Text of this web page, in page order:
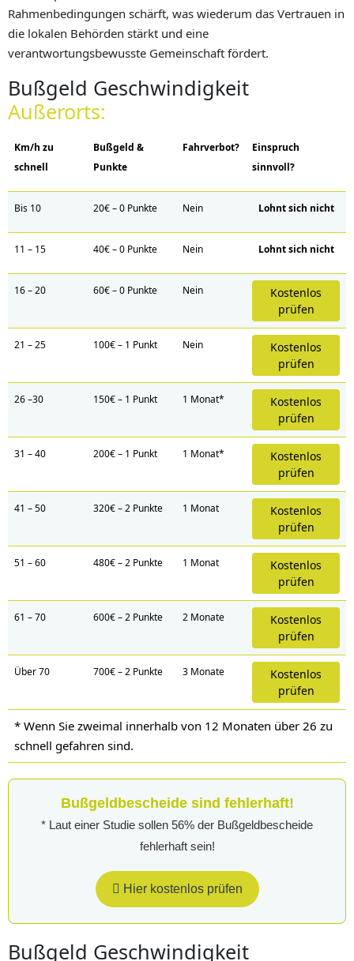
Rahmenbedingungen schärft, was wiederum das Vertrauen in
die lokalen Behörden stärkt und eine
verantwortungsbewusste Gemeinschaft fördert.
Bußgeld Geschwindigkeit
Außerorts:
Km/h zu
schnell
Bußgeld &
Punkte
Fahrverbot?
Einspruch
sinnvoll?
Bis 10 20€ – 0 Punkte Nein Lohnt sich nicht
11 – 15 40€ – 0 Punkte Nein Lohnt sich nicht
16 – 20 60€ – 0 Punkte Nein
Kostenlos
prüfen
21 – 25 100€ – 1 Punkt Nein
Kostenlos
prüfen
26 –30 150€ – 1 Punkt 1 Monat*
Kostenlos
prüfen
31 – 40 200€ – 1 Punkt 1 Monat*
Kostenlos
prüfen
41 – 50 320€ – 2 Punkte 1 Monat
Kostenlos
prüfen
51 – 60 480€ – 2 Punkte 1 Monat
Kostenlos
prüfen
61 – 70 600€ – 2 Punkte 2 Monate
Kostenlos
prüfen
Über 70 700€ – 2 Punkte 3 Monate
Kostenlos
prüfen
* Wenn Sie zweimal innerhalb von 12 Monaten über 26 zu
schnell gefahren sind.
Bußgeldbescheide sind fehlerhaft!
* Laut einer Studie sollen 56% der Bußgeldbescheide
fehlerhaft sein!
Hier kostenlos prüfen
Bußgeld Geschwindigkeit